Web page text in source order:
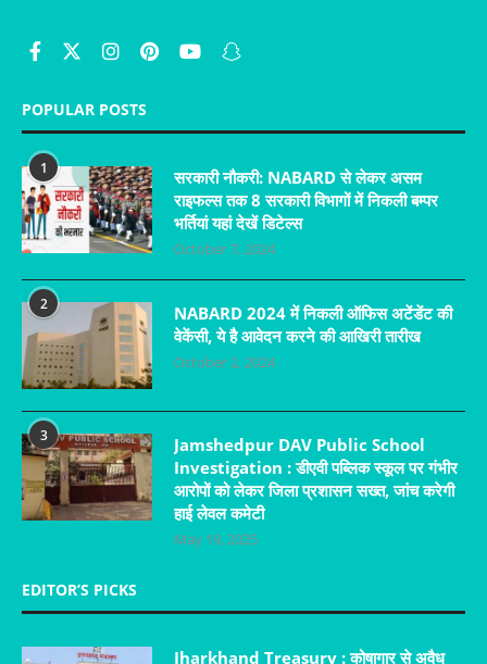
POPULAR POSTS
1
सरकारी नौकरी: NABARD से लेकर असम
राइफल्स तक 8 सरकारी विभागों में निकली बम्पर
भर्तियां यहां देखें डिटेल्स
October 7, 2024
2
NABARD 2024 में निकली ऑफिस अटेंडेंट की
वेकेंसी, ये है आवेदन करने की आखिरी तारीख
October 2, 2024
3
Jamshedpur DAV Public School
Investigation : डीएवी पब्लिक स्कूल पर गंभीर
आरोपों को लेकर जिला प्रशासन सख्त, जांच करेगी
हाई लेवल कमेटी
May 19, 2025
EDITOR’S PICKS
Jharkhand Treasury : कोषागार से अवैध